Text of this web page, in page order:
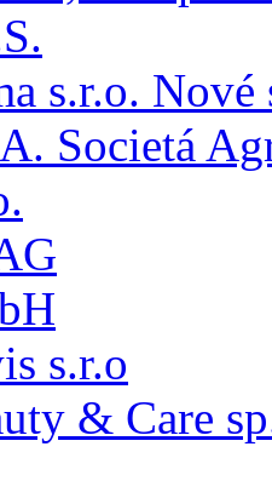
s.r.o.
Societá
s.r.o
& Care